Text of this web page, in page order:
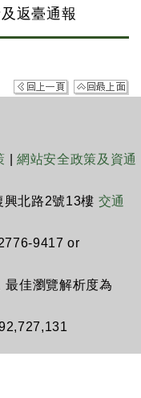
返臺通報
|網站安全政策及資通
北路2號13樓 交通
9417 or
佳瀏覽解析度為